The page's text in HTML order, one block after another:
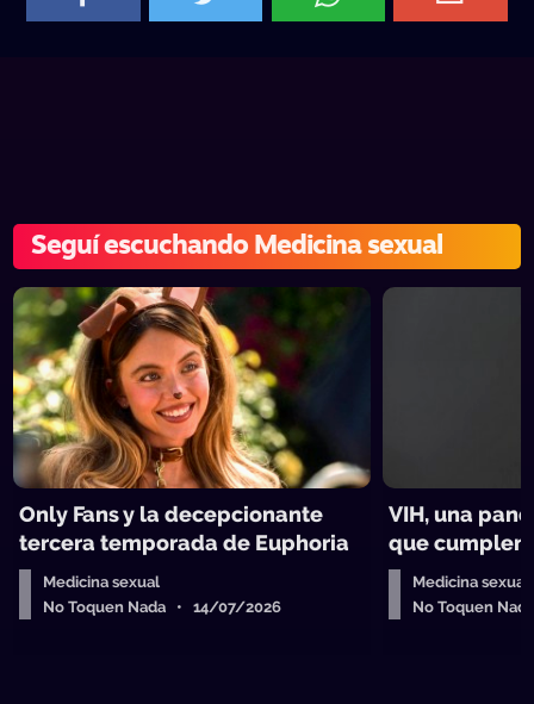
Seguí escuchando Medicina sexual
Only Fans y la decepcionante
tercera temporada de Euphoria
Medicina sexual
No Toquen Nada • 14/07/2026
VIH, una
que cumplen
Medicina sexual
No Toquen